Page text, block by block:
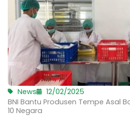
News
12/02/2025
BNI Bantu Produsen Tempe Asal
10 Negara